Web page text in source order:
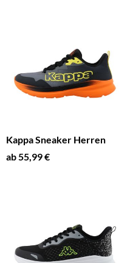
Kappa Sneaker Herren
ab 55,99 €